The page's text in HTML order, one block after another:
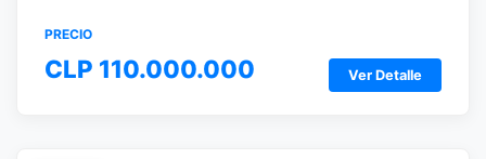
PRECIO
CLP 110.000.000 Ver Detalle